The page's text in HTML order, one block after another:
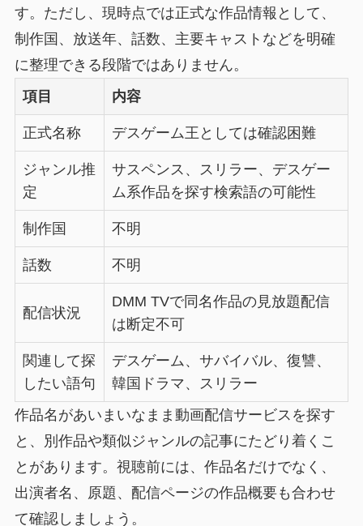
す。ただし、現時点では正式な作品情報として、
制作国、放送年、話数、主要キャストなどを明確
に整理できる段階ではありません。
項目
内容
正式名称 デスゲーム王としては確認困難
ジャンル推
定
サスペンス、スリラー、デスゲー
ム系作品を探す検索語の可能性
制作国 不明
話数 不明
配信状況
DMM TVで同名作品の見放題配信
は断定不可
関連して探
したい語句
デスゲーム、サバイバル、復讐、
韓国ドラマ、スリラー
作品名があいまいなまま動画配信サービスを探す
と、別作品や類似ジャンルの記事にたどり着くこ
とがあります。視聴前には、作品名だけでなく、
出演者名、原題、配信ページの作品概要も合わせ
て確認しましょう。